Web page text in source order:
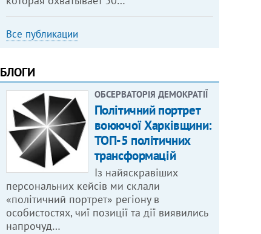
Все публикации
БЛОГИ
ОБСЕРВАТОРІЯ ДЕМОКРАТІЇ
Політичний портрет
воюючої Харківщини:
ТОП-5 політичних
трансформацій
Із найяскравіших
персональних кейсів ми склали
«політичний портрет» регіону в
особистостях, чиї позиції та дії виявились
напрочуд…